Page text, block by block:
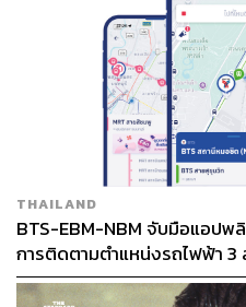
THAILAND
BTS-EBM-NBM จับมือแอปพ
การติดตามตำแหน่งรถไฟฟ้า 3